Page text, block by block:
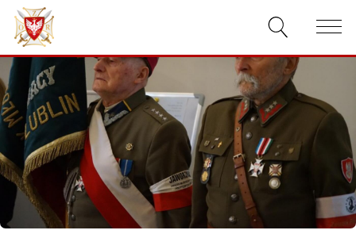
AKTUALNOŚCI
O ZWIĄZKU
DOKUMENTY
WŁADZE
RELACJE FILMOWE